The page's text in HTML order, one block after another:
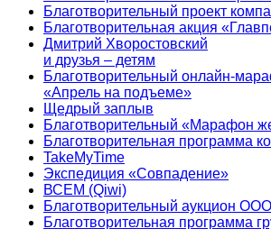
Благотворительный проект
Благотворительная акция
Дмитрий Хворостовский
и друзья – детям
Благотворительный
«Апрель на подъеме»
Щедрый заплыв
Благотворительный «Марафон
Благотворительная программа
TakeMyTime
Экспедиция «Совпадение»
ВСЕМ (Qiwi)
Благотворительный аукцион
Благотворительная программа